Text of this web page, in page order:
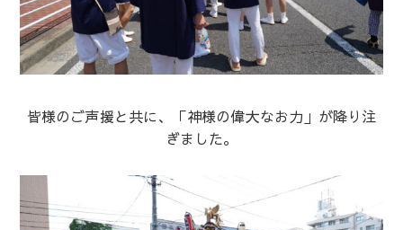
皆様のご声援と共に、「神様の偉大なお力」が降り注
ぎました。